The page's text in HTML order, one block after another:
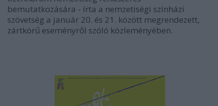
bemutatkozására - írta a nemzetiségi színházi
szövetség a január 20. és 21. között megrendezett,
zártkörű eseményről szóló közleményében.